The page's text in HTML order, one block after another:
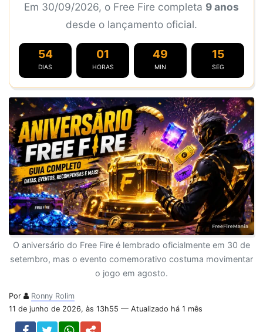
Em 30/09/2026, o Free Fire completa 9 anos
desde o lançamento oficial.
54
DIAS
01
HORAS
49
MIN
14
SEG
O aniversário do Free Fire é lembrado oficialmente em 30 de
setembro, mas o evento comemorativo costuma movimentar
o jogo em agosto.
Por
Ronny Rolim
11 de junho de 2026, às 13h55 — Atualizado há 1 mês